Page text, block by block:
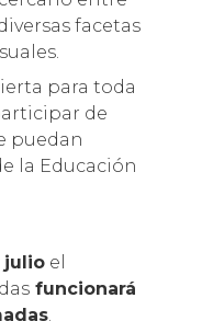
facetas
para toda
de
puedan
la Educación
el
funcionará
.